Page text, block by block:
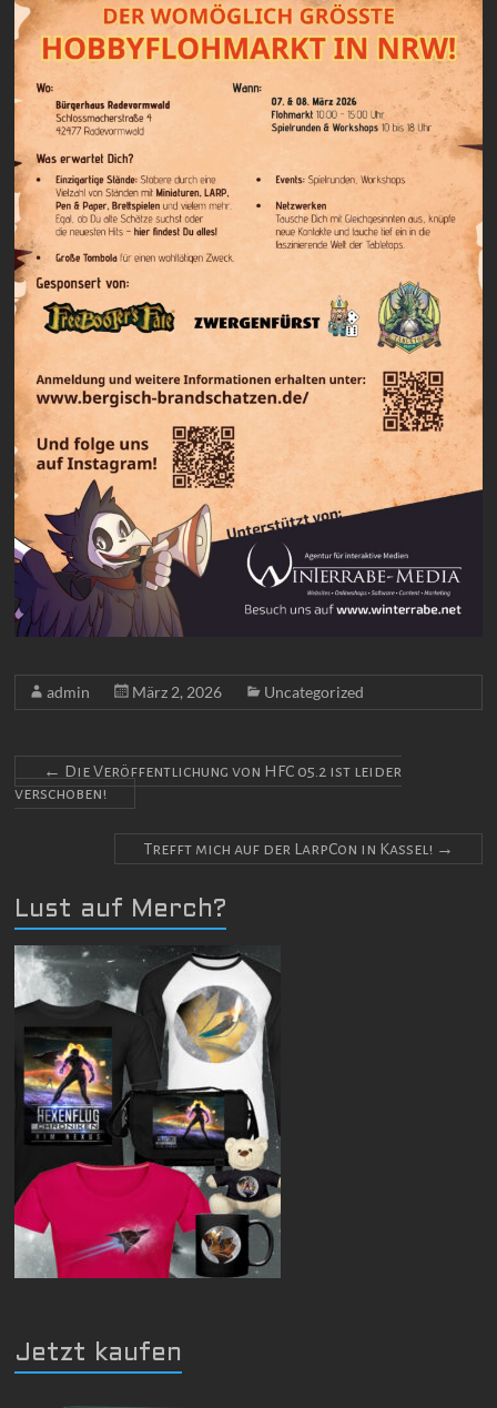
admin März 2, 2026 Uncategorized
← Die Veröffentlichung von HFC 05.2 ist leider
verschoben!
Trefft mich auf der LarpCon in Kassel! →
Lust auf Merch?
Jetzt kaufen